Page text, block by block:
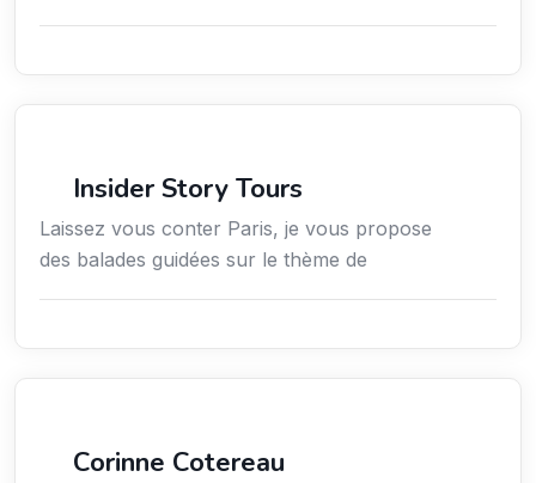
Insider Story Tours
Laissez vous conter Paris, je vous propose
des balades guidées sur le thème de
Corinne Cotereau